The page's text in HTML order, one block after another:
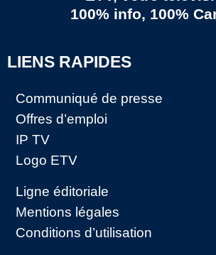
100% info, 100%
LIENS RAPIDES
Communiqué de presse
Offres d’emploi
IP TV
Logo ETV
Ligne éditoriale
Mentions légales
Conditions d’utilisation